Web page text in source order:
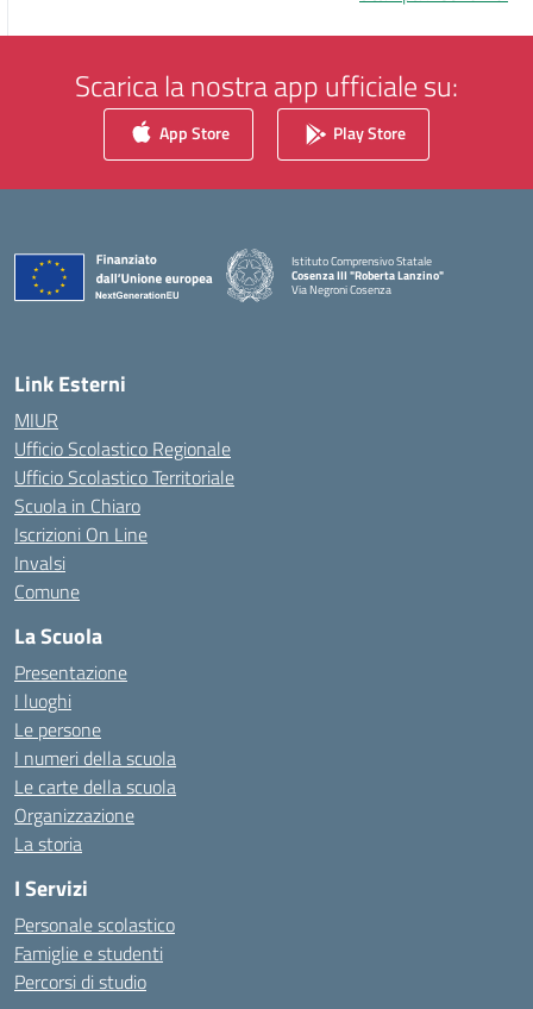
Scarica la nostra app ufficiale su:
App Store Play Store
Istituto Comprensivo Statale
Cosenza III "Roberta Lanzino"
Via Negroni Cosenza
— Visita la pagina iniziale della scuola
Link Esterni
MIUR
Ufficio Scolastico Regionale
Ufficio Scolastico Territoriale
Scuola in Chiaro
Iscrizioni On Line
Invalsi
Comune
La Scuola
Presentazione
I luoghi
Le persone
I numeri della scuola
Le carte della scuola
Organizzazione
La storia
I Servizi
Personale scolastico
Famiglie e studenti
Percorsi di studio